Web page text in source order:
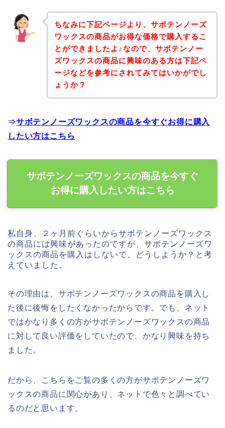
ちなみに下記ページより、サボテンノーズ
ワックスの商品がお得な価格で購入するこ
とができましたよ♪なので、サボテンノー
ズワックスの商品に興味のある方は下記ペ
ージなどを参考にされてみてはいかがでし
ょうか？
⇒サボテンノーズワックスの商品を今すぐお得に購入
したい方はこちら
サボテンノーズワックスの商品を今すぐ
お得に購入したい方はこちら
私自身、２ヶ月前ぐらいからサボテンノーズワックス
の商品には興味があったのですが、サボテンノーズワ
ックスの商品を購入はしないで、どうしようか？と考
えていました。
その理由は、サボテンノーズワックスの商品を購入し
た後に後悔をしたくなかったからです。でも、ネット
ではかなり多くの方がサボテンノーズワックスの商品
に対して良い評価をしていたので、かなり興味を持ち
ました。
だから、こちらをご覧の多くの方がサボテンノーズワ
ックスの商品に関心があり、ネットで色々と調べてい
るのだと思います。